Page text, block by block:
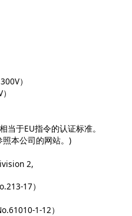
）
于EU指令的认证标准。
本公司的网站。)
2,
17）
1-12）